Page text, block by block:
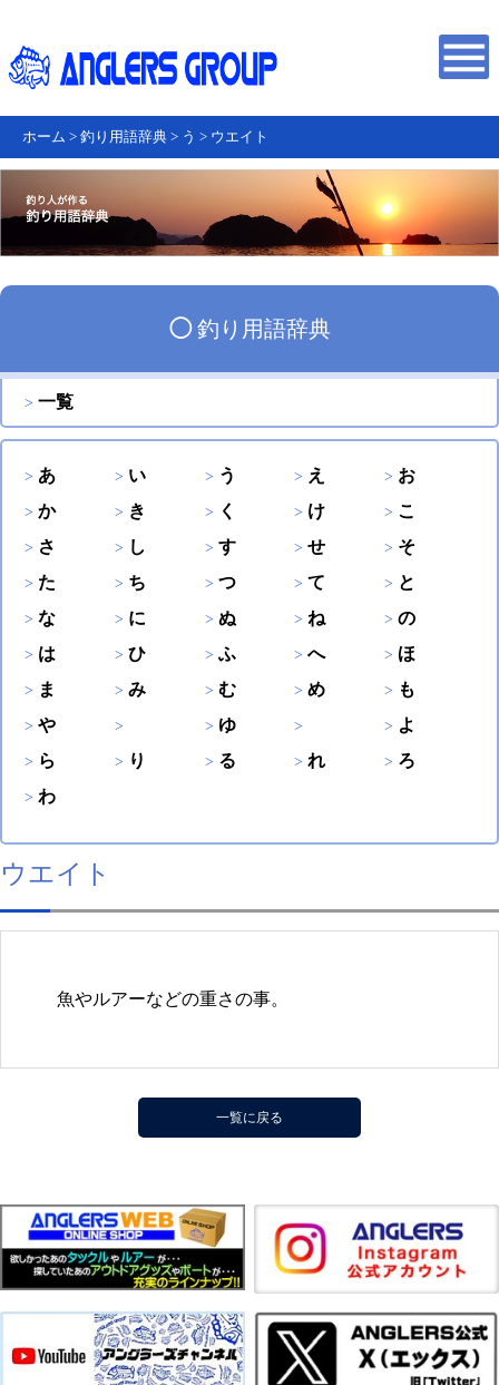
ホーム > 釣り用語辞典 > う > ウエイト
◯釣り用語辞典
一覧
あ い う え
お
か
き く け
こ
さ
し す せ
そ
た
ち つ て
と
な
に ぬ ね
の
は
ひ ふ へ
ほ
ま
み む め
も
や
ゆ
よ
ら
り る れ
ろ
わ
ウエイト
魚やルアーなどの重さの事。
一覧に戻る